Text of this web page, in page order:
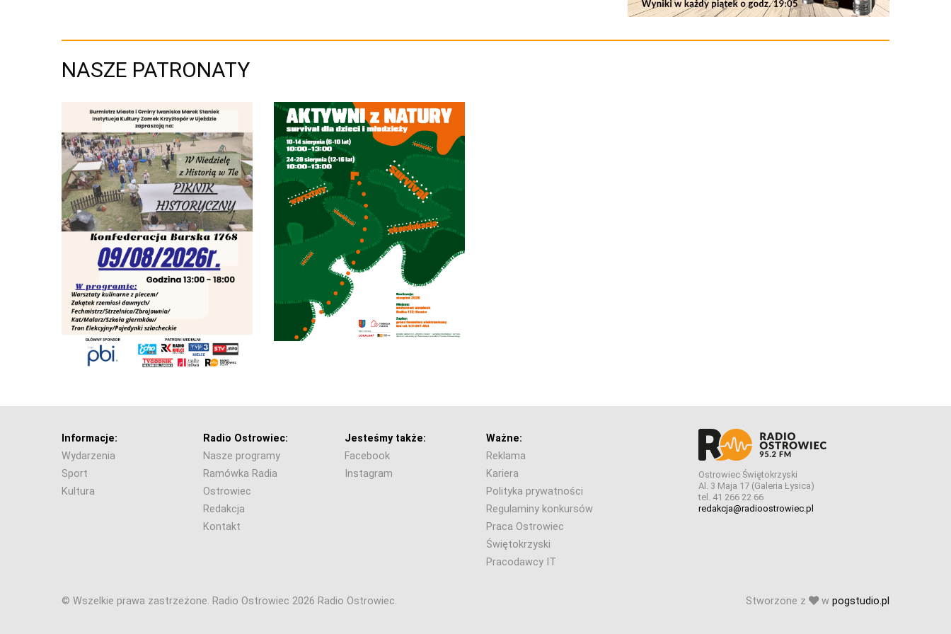
NASZE PATRONATY
Informacje:
Wydarzenia
Sport
Kultura
Radio Ostrowiec:
Nasze programy
Ramówka Radia
Ostrowiec
Redakcja
Kontakt
Jesteśmy także:
Facebook
Instagram
Ważne:
Reklama
Kariera
Polityka prywatności
Regulaminy konkursów
Praca Ostrowiec
Świętokrzyski
Pracodawcy IT
Ostrowiec Świętokrzyski
Al. 3 Maja 17 (Galeria Łysica)
tel. 41 266 22 66
redakcja@radioostrowiec.pl
© Wszelkie prawa zastrzeżone. Radio Ostrowiec 2026 Radio Ostrowiec. Stworzone z w pogstudio.pl